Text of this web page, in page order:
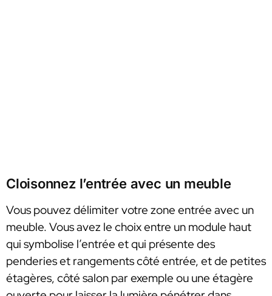
Cloisonnez l’entrée avec un meuble
Vous pouvez délimiter votre zone entrée avec un
meuble. Vous avez le choix entre un module haut
qui symbolise l’entrée et qui présente des
penderies et rangements côté entrée, et de petites
étagères, côté salon par exemple ou une étagère